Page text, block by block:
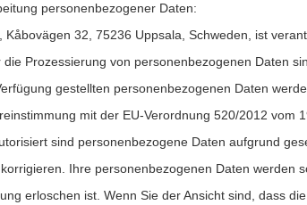
personenbezogener Daten:
Kåbovägen 32, 75236 Uppsala, Schweden, ist
Prozessierung von personenbezogenen Daten
gestellten personenbezogenen Daten
mit der EU-Verordnung 520/2012
sind personenbezogene Daten aufgrund
Ihre personenbezogenen Daten werden
erloschen ist. Wenn Sie der Ansicht sind, dass